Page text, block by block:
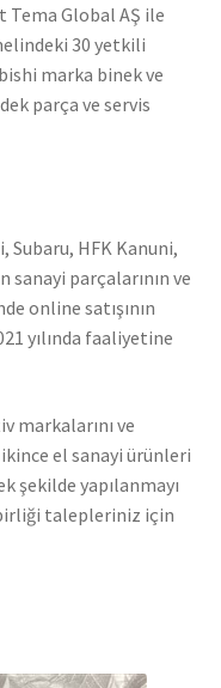
Tema Global AŞ ile
30 yetkili
marka binek ve
parça ve servis
Subaru, HFK Kanuni,
sanayi parçalarının ve
online satışının
yılında faaliyetine
markalarını ve
el sanayi ürünleri
şekilde yapılanmayı
talepleriniz için